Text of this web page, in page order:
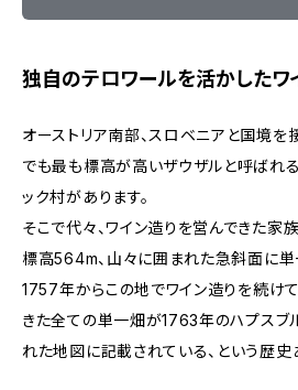
独自のテロワールを活かしたワ
オーストリア南部、スロベニアと国境を
でも最も標高が高いザウザルと呼ばれ
ック村があります。
そこで代々、ワイン造りを営んできた家
標高564m、山々に囲まれた急斜面に単
1757年からこの地でワイン造りを続け
きた全ての単一畑が1763年のハプスブ
れた地図に記載されている、という歴史